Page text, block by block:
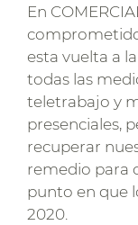
En
esta vuelta a
todas las
teletrabajo y
presenciales,
recuperar
remedio para
punto en que
2020.